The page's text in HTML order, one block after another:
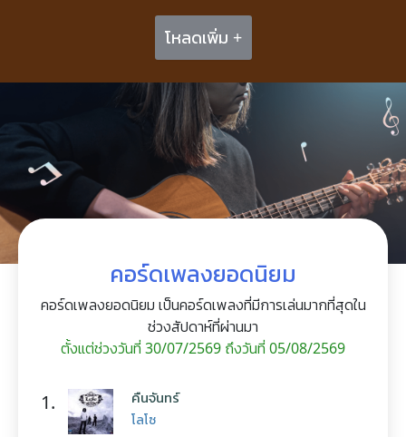
โหลดเพิ่ม +
คอร์ดเพลงยอดนิยม
คอร์ดเพลงยอดนิยม เป็นคอร์ดเพลงที่มีการเล่นมากที่สุดใน
ช่วงสัปดาห์ที่ผ่านมา
ตั้งแต่ช่วงวันที่ 30/07/2569 ถึงวันที่ 05/08/2569
1. คืนจันทร์
โลโซ